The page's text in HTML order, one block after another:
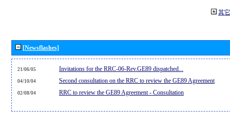
其
[Newsflashes]
21/06/05 Invitations for the RRC-06-Rev.GE89 dispatched...
04/10/04 Second consultation on the RRC to review the GE89 Agreement
02/08/04 RRC to review the GE89 Agreement - Consultation